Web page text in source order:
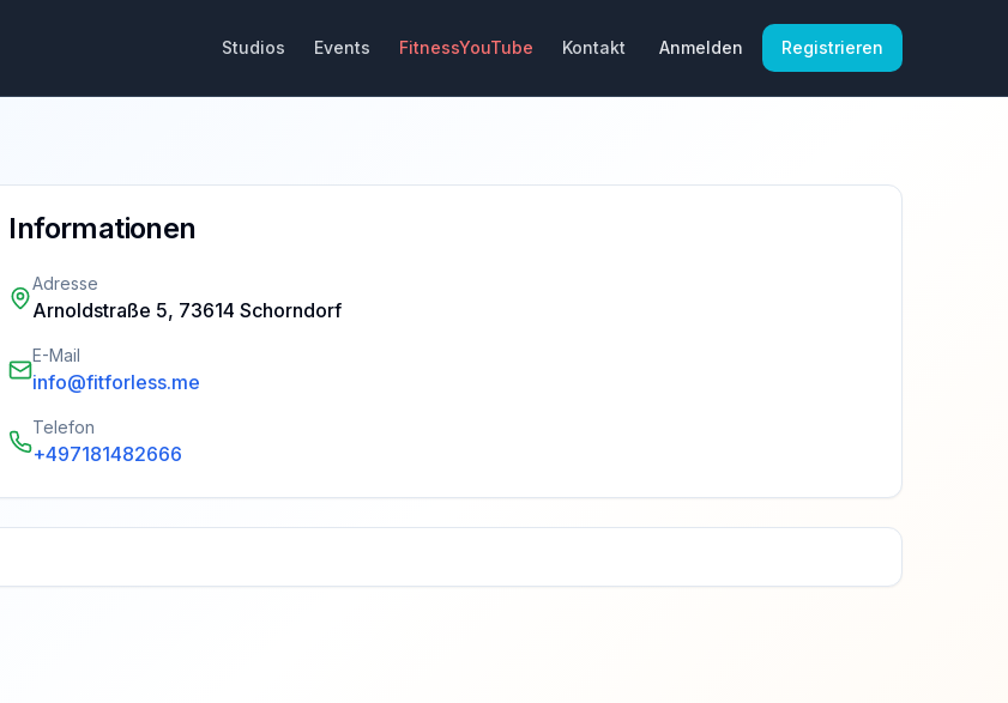
Studios Events FitnessYouTube Kontakt Anmelden Registrieren
Informationen
Adresse
Arnoldstraße 5, 73614 Schorndorf
E-Mail
info@fitforless.me
Telefon
+497181482666